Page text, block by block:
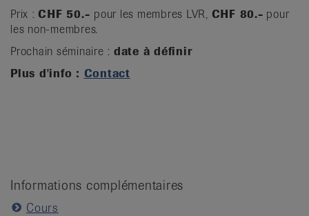
Prix : CHF 50.- pour les membres LVR, CHF 80.- pour
les non-membres.
Prochain séminaire : date à définir
Plus d'info : Contact
Informations complémentaires
Cours